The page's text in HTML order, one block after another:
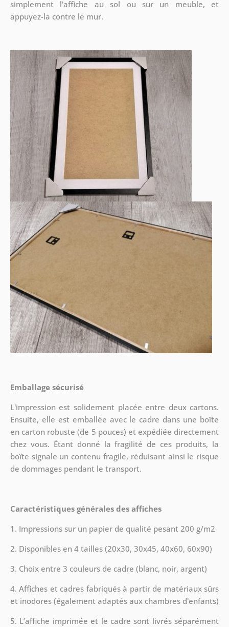
simplement l'affiche au sol ou sur un meuble, et
appuyez-la contre le mur.
Emballage sécurisé
L'impression est solidement placée entre deux cartons.
Ensuite, elle est emballée avec le cadre dans une boîte
en carton robuste (de 5 pouces) et expédiée directement
chez vous. Étant donné la fragilité de ces produits, la
boîte signale un contenu fragile, réduisant ainsi le risque
de dommages pendant le transport.
Caractéristiques générales des affiches
1. Impressions sur un papier de qualité pesant 200 g/m2
2. Disponibles en 4 tailles (20x30, 30x45, 40x60, 60x90)
3. Choix entre 3 couleurs de cadre (blanc, noir, argent)
4. Affiches et cadres fabriqués à partir de matériaux sûrs
et inodores (également adaptés aux chambres d'enfants)
5. L’affiche imprimée et le cadre sont livrés séparément